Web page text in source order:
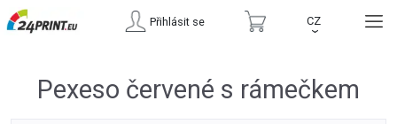
Přihlásit se CZ
›
Pexeso červené s rámečkem